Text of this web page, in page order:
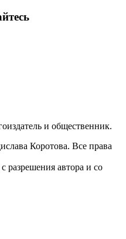
и общественник.
Коротова. Все права
разрешения автора и со